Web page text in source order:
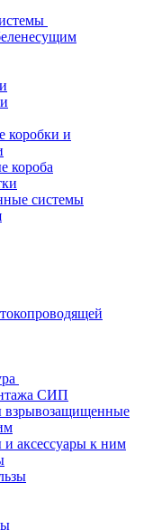
коробки и
короба
системы
СИП
взрывозащищенные
аксессуары к ним